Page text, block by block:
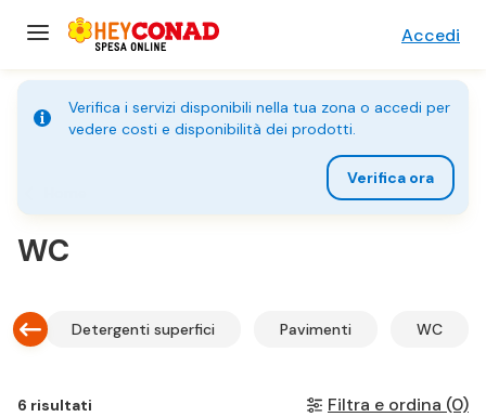
Accedi
Verifica i servizi disponibili nella tua zona o accedi per
vedere costi e disponibilità dei prodotti.
Verifica ora
WC
Detergenti superfici Pavimenti WC
6 risultati Filtra e ordina (0)